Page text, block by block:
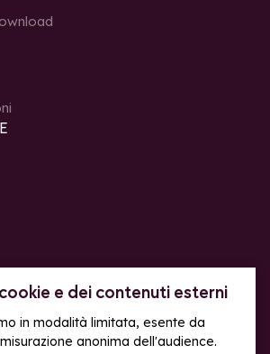
e dei contenuti esterni
in modalità limitata, esente da
anonima dell'audience.
operator